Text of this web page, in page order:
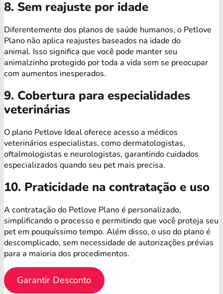
8. Sem reajuste por idade
Diferentemente dos planos de saúde humanos, o Petlove
Plano não aplica reajustes baseados na idade do
animal. Isso significa que você pode manter seu
animalzinho protegido por toda a vida sem se preocupar
com aumentos inesperados.
9. Cobertura para especialidades
veterinárias
O plano Petlove Ideal oferece acesso a médicos
veterinários especialistas, como dermatologistas,
oftalmologistas e neurologistas, garantindo cuidados
especializados quando seu pet mais precisa.
10. Praticidade na contratação e uso
A contratação do Petlove Plano é personalizado,
simplificando o processo e permitindo que você proteja seu
pet em pouquíssimo tempo. Além disso, o uso do plano é
descomplicado, sem necessidade de autorizações prévias
para a maioria dos procedimentos.
Garantir Desconto